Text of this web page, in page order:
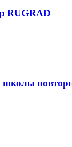
RUGRAD